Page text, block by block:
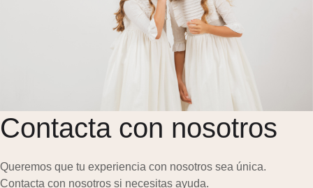
Contacta con nosotros
Queremos que tu experiencia con nosotros sea única.
Contacta con nosotros si necesitas ayuda.